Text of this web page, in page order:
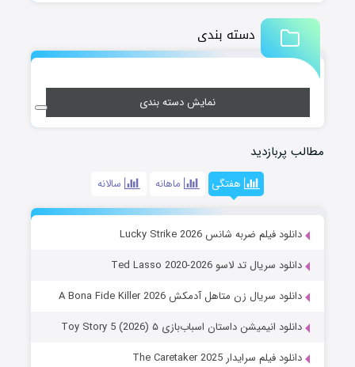
دسته بندی
نمایش دسته بندی
مطالب پربازدید
هفتگی ماهانه سالانه
دانلود فیلم ضربه شانس Lucky Strike 2026
دانلود سریال تد لاسو Ted Lasso 2020-2026
دانلود سریال زن متاهل آدمکش A Bona Fide Killer 2026
دانلود انیمیشن داستان اسباب‌بازی ۵ Toy Story 5 (2026)
دانلود فیلم سرایدار The Caretaker 2025